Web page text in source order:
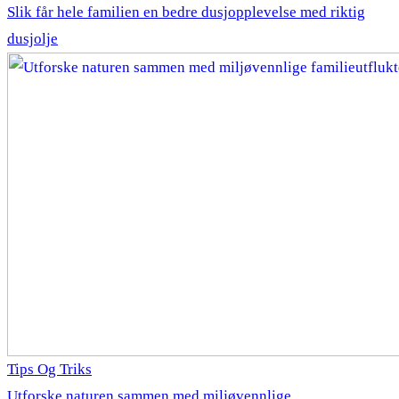
Slik får hele familien en bedre dusjopplevelse med riktig
dusjolje
Tips Og Triks